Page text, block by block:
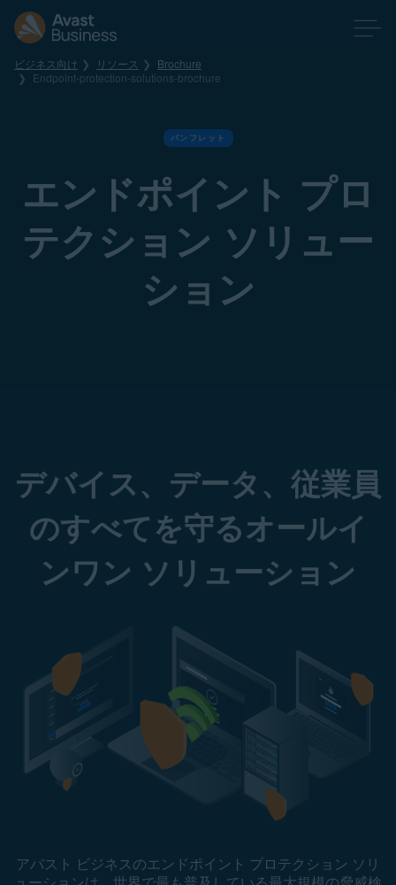
ビジネス向け リソース
Brochure
Endpoint-protection-solutions-brochure
パンフレット
エンドポイント プロ
テクション ソリュー
ション
デバイス、データ、従業員
のすべてを守るオールイ
ンワン ソリューション
アバスト ビジネスのエンドポイント プロテクション ソリ